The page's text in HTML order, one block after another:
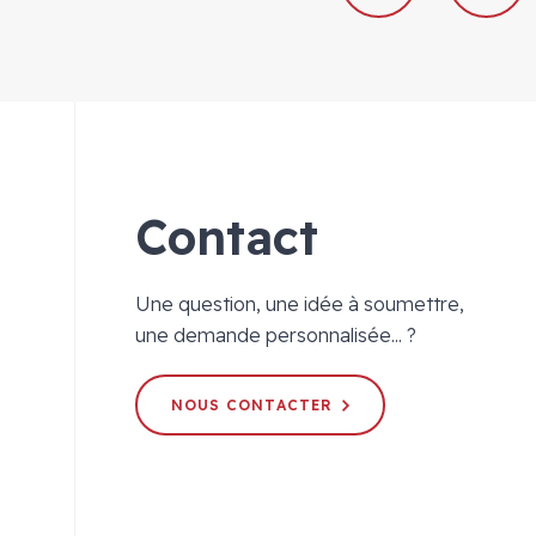
Contact
Une question, une idée à soumettre,
une demande personnalisée... ?
NOUS CONTACTER